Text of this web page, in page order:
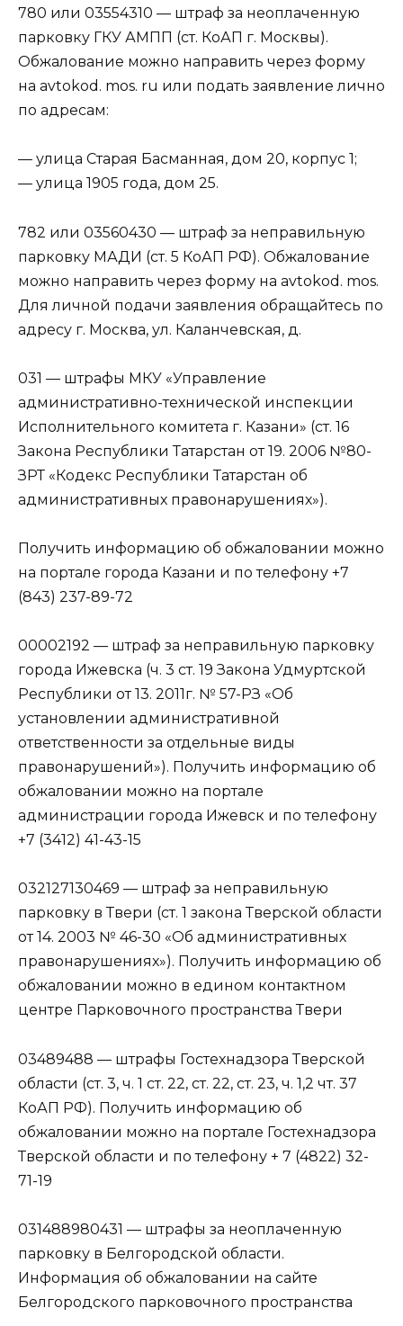
780 или 03554310 — штраф за неоплаченную
парковку ГКУ АМПП (ст. КоАП г. Москвы).
Обжалование можно направить через форму
на avtokod. mos. ru или подать заявление лично
по адресам:
— улица Старая Басманная, дом 20, корпус 1;
— улица 1905 года, дом 25.
782 или 03560430 — штраф за неправильную
парковку МАДИ (ст. 5 КоАП РФ). Обжалование
можно направить через форму на avtokod. mos.
Для личной подачи заявления обращайтесь по
адресу г. Москва, ул. Каланчевская, д.
031 — штрафы МКУ «Управление
административно-технической инспекции
Исполнительного комитета г. Казани» (ст. 16
Закона Республики Татарстан от 19. 2006 №80-
ЗРТ «Кодекс Республики Татарстан об
административных правонарушениях»).
Получить информацию об обжаловании можно
на портале города Казани и по телефону +7
(843) 237-89-72
00002192 — штраф за неправильную парковку
города Ижевска (ч. 3 ст. 19 Закона Удмуртской
Республики от 13. 2011г. № 57-РЗ «Об
установлении административной
ответственности за отдельные виды
правонарушений»). Получить информацию об
обжаловании можно на портале
администрации города Ижевск и по телефону
+7 (3412) 41-43-15
032127130469 — штраф за неправильную
парковку в Твери (ст. 1 закона Тверской области
от 14. 2003 № 46-30 «Об административных
правонарушениях»). Получить информацию об
обжаловании можно в едином контактном
центре Парковочного пространства Твери
03489488 — штрафы Гостехнадзора Тверской
области (ст. 3, ч. 1 ст. 22, ст. 22, ст. 23, ч. 1,2 чт. 37
КоАП РФ). Получить информацию об
обжаловании можно на портале Гостехнадзора
Тверской области и по телефону + 7 (4822) 32-
71-19
031488980431 — штрафы за неоплаченную
парковку в Белгородской области.
Информация об обжаловании на сайте
Белгородского парковочного пространства